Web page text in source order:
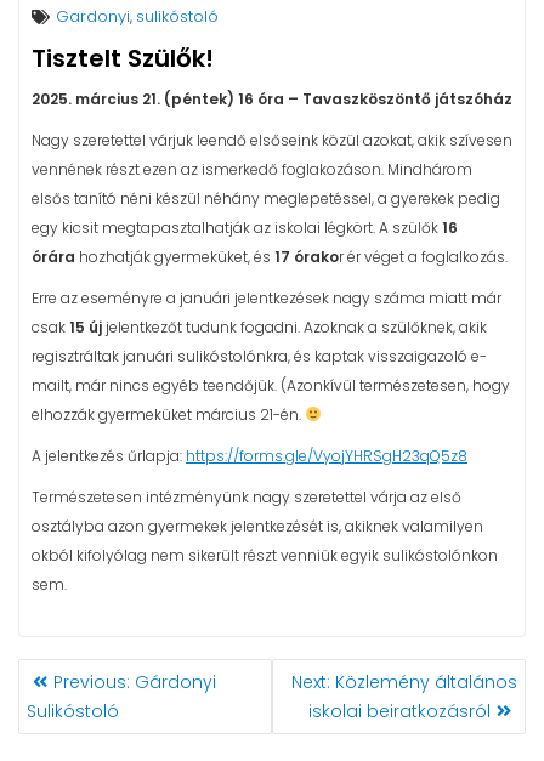
Gardonyi, sulikóstoló
Tisztelt Szülők!
2025. március 21. (péntek) 16 óra – Tavaszköszöntő játszóház
Nagy szeretettel várjuk leendő elsőseink közül azokat, akik szívesen
vennének részt ezen az ismerkedő foglakozáson. Mindhárom
elsős tanító néni készül néhány meglepetéssel, a gyerekek pedig
egy kicsit megtapasztalhatják az iskolai légkört. A szülők16
órára hozhatják gyermeküket, és 17 órakor ér véget a foglalkozás.
Erre az eseményre a januári jelentkezések nagy száma miatt már
csak15 új jelentkezőt tudunk fogadni. Azoknak a szülőknek, akik
regisztráltak januári sulikóstolónkra, és kaptak visszaigazoló e-
mailt, már nincs egyéb teendőjük. (Azonkívül természetesen, hogy
elhozzák gyermeküket március 21-én.
A jelentkezés űrlapja: https://forms.gle/VyojYHRSgH23qQ5z8
Természetesen intézményünk nagy szeretettel várja az első
osztályba azon gyermekek jelentkezését is, akiknek valamilyen
okból kifolyólag nem sikerült részt venniük egyik sulikóstolónkon
sem.
BEJEGYZÉS
NAVIGÁCIÓ
Previous: Previous
Gárdonyi
Sulikóstoló
Next: Next
post:
Közlemény általános
iskolai beiratkozásról